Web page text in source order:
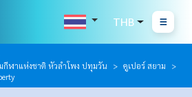
THB
ฬาแห่งชาติ หัวลำโพง ปทุมวัน
คูเปอร์ สยาม